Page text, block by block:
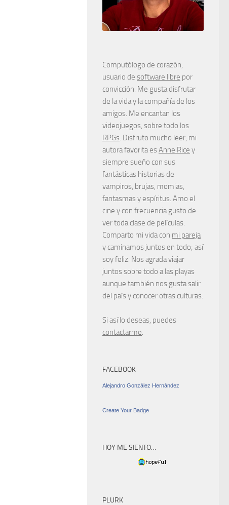
Computólogo de corazón,
usuario de software libre por
convicción. Me gusta disfrutar
de la vida y la compañía de los
amigos. Me encantan los
videojuegos, sobre todo los
RPGs. Disfruto mucho leer, mi
autora favorita esAnne Rice y
siempre sueño con sus
fantásticas historias de
vampiros, brujas, momias,
fantasmas y espíritus. Amo el
cine y con frecuencia gusto de
ver toda clase de películas.
Comparto mi vida con mi pareja
y caminamos juntos en todo; así
soy feliz. Nos agrada viajar
juntos sobre todo a las playas
aunque también nos gusta salir
del país y conocer otras culturas.
Si así lo deseas, puedes
contactarme.
FACEBOOK
Alejandro González Hernández
Create Your Badge
HOY ME SIENTO…
PLURK